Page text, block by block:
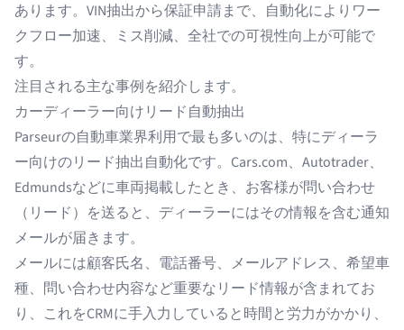
あります。VIN抽出から保証申請まで、自動化によりワー
クフロー加速、ミス削減、全社での可視性向上が可能で
す。
注目される主な事例を紹介します。
カーディーラー向けリード自動抽出
Parseurの自動車業界利用で最も多いのは、特にディーラ
ー向けのリード抽出自動化です。Cars.com、Autotrader、
Edmundsなどに車両掲載したとき、お客様が問い合わせ
（リード）を送ると、ディーラーにはその情報を含む通知
メールが届きます。
メールには顧客氏名、電話番号、メールアドレス、希望車
種、問い合わせ内容など重要なリード情報が含まれてお
り、これをCRMに手入力していると時間と労力がかかり、